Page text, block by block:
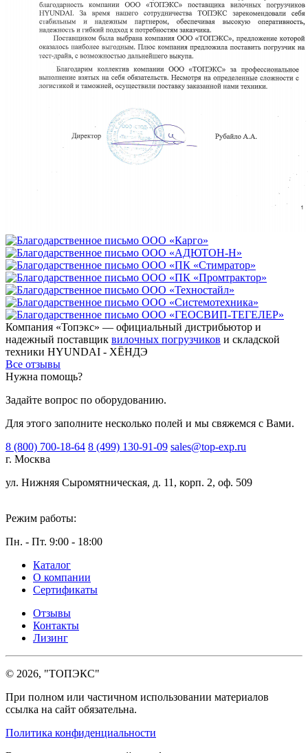
Компания «Топэкс» — официальный дистрибьютор и
надежный поставщик вилочных погрузчиков и складской
техники HYUNDAI - ХЁНДЭ
Все отзывы
Нужна помощь?
Задайте вопрос по оборудованию.
Для этого заполните несколько полей и мы свяжемся с Вами.
8 (800) 700-18-64 8 (499) 130-91-09 sales@top-exp.ru
г. Москва
ул. Нижняя Сыромятническая, д. 11, корп. 2, оф. 509
Режим работы:
Пн. - Пт. 9:00 - 18:00
Каталог
О компании
Сертификаты
Отзывы
Контакты
Лизинг
© 2026, "ТОПЭКС"
При полном или частичном использовании материалов
ссылка на сайт обязательна.
Политика конфиденциальности